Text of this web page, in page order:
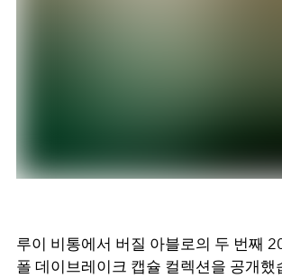
루이 비통에서 버질 아블로의 두 번째
폴 데이브레이크 캡슐 컬렉션을 공개했